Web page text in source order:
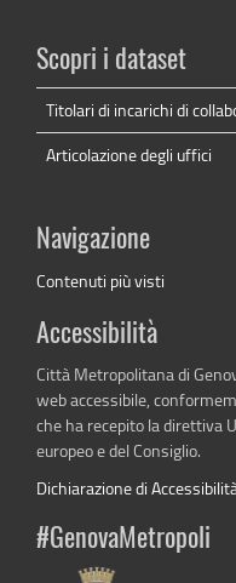
Scopri i dataset
Titolari di incarichi di
Articolazione degli uffici
Navigazione
Contenuti più visti
Accessibilità
Città Metropolitana di
web accessibile,
che ha recepito la direttiva
europeo e del Consiglio.
Dichiarazione di
#GenovaMetropoli